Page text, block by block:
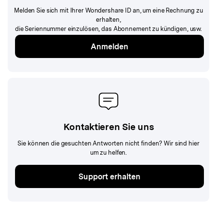
Melden Sie sich mit Ihrer Wondershare ID an, um eine Rechnung zu
erhalten,
die Seriennummer einzulösen, das Abonnement zu kündigen, usw.
Anmelden
Kontaktieren Sie uns
Sie können die gesuchten Antworten nicht finden? Wir sind hier
um zu helfen.
Support erhalten